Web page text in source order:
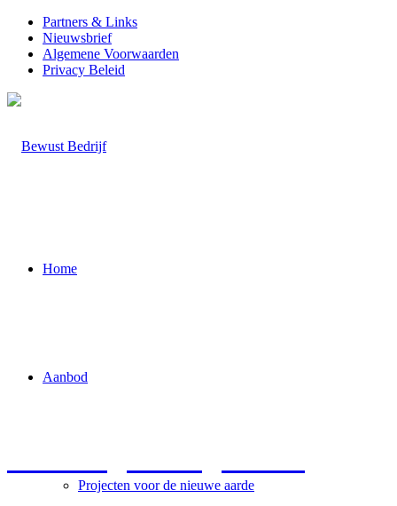
Partners & Links
Nieuwsbrief
Algemene Voorwaarden
Privacy Beleid
Home
Aanbod
Projecten voor de nieuwe aarde
Werken aan de